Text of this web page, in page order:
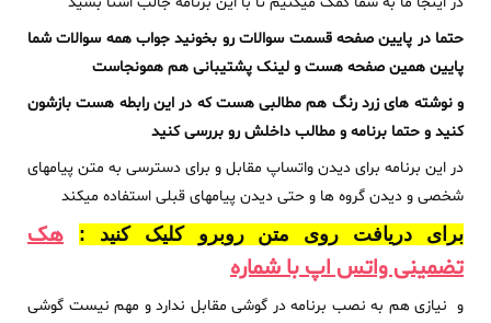
حتما در پایین صفحه قسمت سوالات رو بخونید جواب همه سوالات شما
پایین همین صفحه هست و لینک پشتیبانی هم همونجاست
و نوشته های زرد رنگ هم مطالبی هست که در این رابطه هست بازشون
کنید و حتما برنامه و مطالب داخلش رو بررسی کنید
در این برنامه برای دیدن واتساپ مقابل و برای دسترسی به متن پیامهای
شخصی و دیدن گروه ها و حتی دیدن پیامهای قبلی استفاده میکند
برای دریافت روی متن روبرو کلیک کنید :
هک
تضمینی واتس اپ با شماره
و نیازی هم به نصب برنامه در گوشی مقابل ندارد و مهم نیست گوشی